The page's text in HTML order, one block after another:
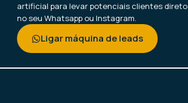
artificial para levar potenciais clientes direto
no seu Whatsapp ou Instagram.
Ligar máquina de leads